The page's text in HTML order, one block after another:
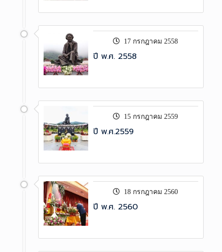
17 กรกฎาคม 2558
ปี พ.ศ. 2558
15 กรกฎาคม 2559
ปี พ.ศ.2559
18 กรกฎาคม 2560
ปี พ.ศ. 2560